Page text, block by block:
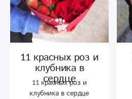
11 красных роз и
клубника в
сердце
11 красных роз и
клубника в сердце